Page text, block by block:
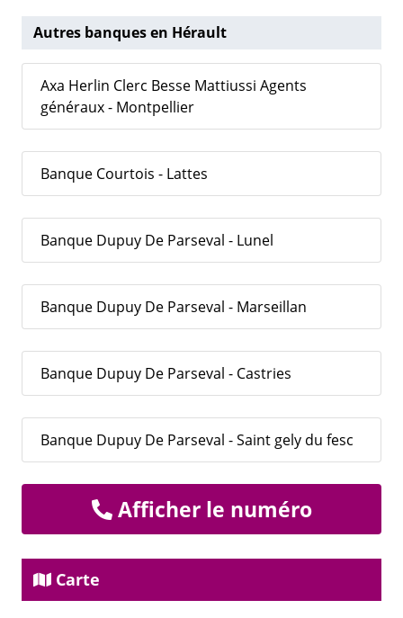
Autres banques en Hérault
Axa Herlin Clerc Besse Mattiussi Agents
généraux - Montpellier
Banque Courtois - Lattes
Banque Dupuy De Parseval - Lunel
Banque Dupuy De Parseval - Marseillan
Banque Dupuy De Parseval - Castries
Banque Dupuy De Parseval - Saint gely du fesc
Afficher le numéro
Carte